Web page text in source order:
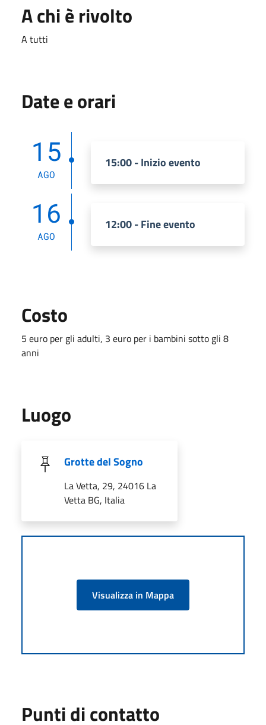
A chi è rivolto
A tutti
Date e orari
15
AGO
15:00 - Inizio evento
16
AGO
12:00 - Fine evento
Costo
5 euro per gli adulti, 3 euro per i bambini sotto gli 8
anni
Luogo
Grotte del Sogno
La Vetta, 29, 24016 La
Vetta BG, Italia
Visualizza in Mappa
Punti di contatto